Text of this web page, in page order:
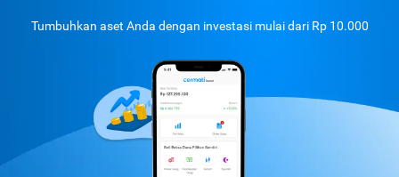
Tumbuhkan aset Anda dengan investasi mulai dari Rp 10.000